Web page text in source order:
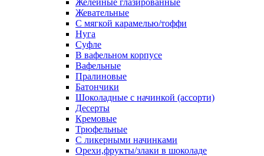
Желейные глазированные
Жевательные
С мягкой карамелью/тоффи
Нуга
Суфле
В вафельном корпусе
Вафельные
Пралиновые
Батончики
Шоколадные с начинкой (ассорти)
Десерты
Кремовые
Трюфельные
С ликерными начинками
Орехи,фрукты/злаки в шоколаде